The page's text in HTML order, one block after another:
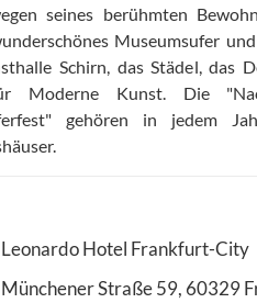
seines berühmten
Museumsufer
Schirn, das Städel, das
Moderne Kunst. Die
gehören in jedem
Leonardo Hotel Frankfurt-City
Münchener Straße 59 60329